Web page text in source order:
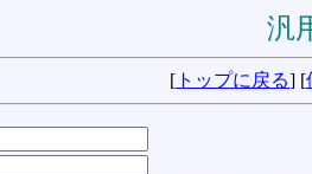
汎
[ トップに戻る] [